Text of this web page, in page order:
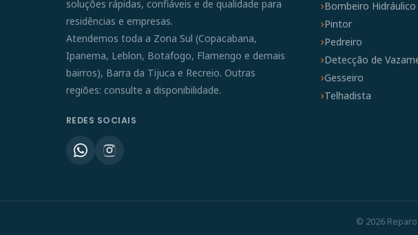
soluções rápidas, confiáveis e de qualidade para
residências e empresas.
Atendemos toda a Zona Sul (Copacabana,
Ipanema, Leblon, Botafogo, Flamengo e demais
bairros), Barra da Tijuca e Recreio. Outras
regiões: consulte a disponibilidade.
REDES SOCIAIS
Bombeiro Hidráulico
Pintor
Pedreiro
Detecção de
Gesseiro
Telhadista
© 2026